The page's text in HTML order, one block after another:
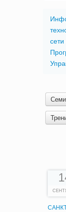
сети